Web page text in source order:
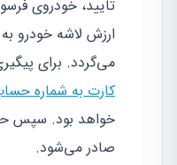
تایید، خودروی
ارزش لاشه خودرو
می‌گردد. برای
کارت به شماره
خواهد بود. سپس
صادر می‌شود.